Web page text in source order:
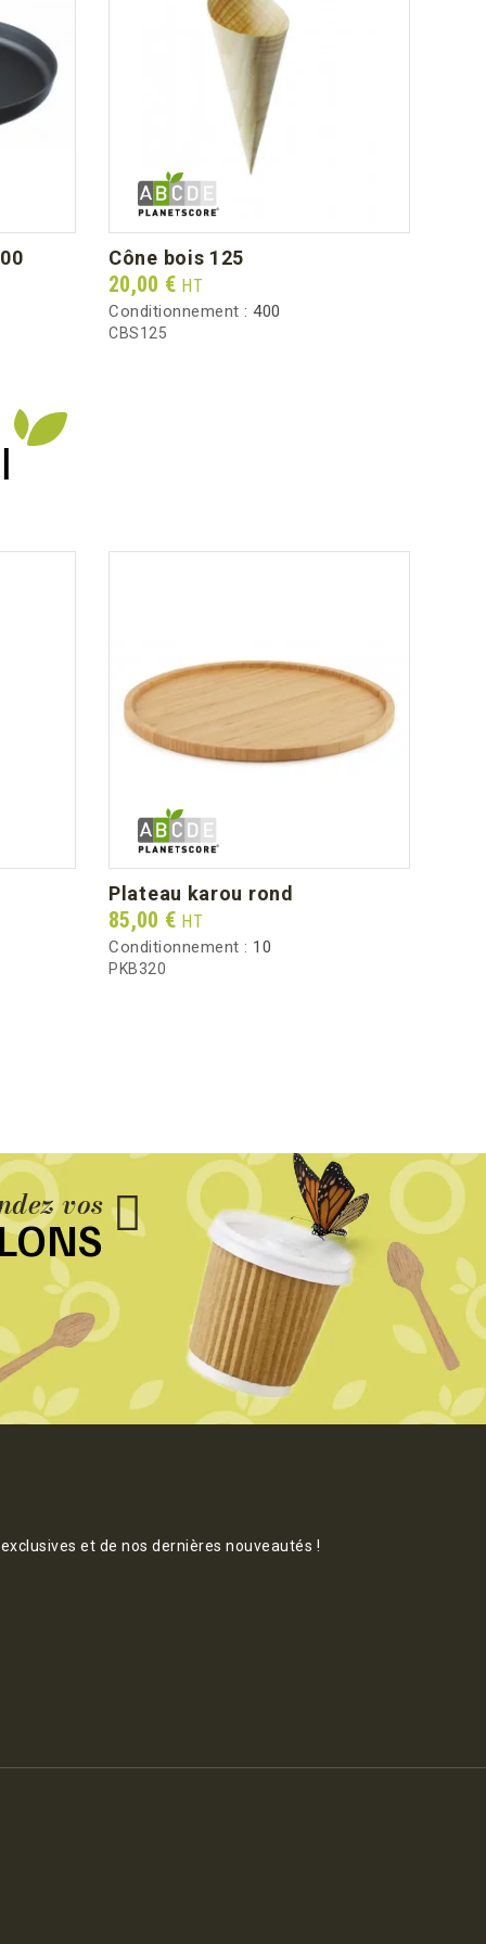
cône bois 125
Prix
20,00 € HT
Conditionnement : 400
CBS125
plateau karou rond
Prix
85,00 € HT
Conditionnement : 10
PKB320
vos
et de nos dernières nouveautés !